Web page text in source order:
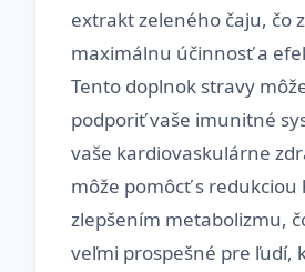
extrakt zeleného čaju, čo
maximálnu účinnosť a
Tento doplnok stravy
podporiť vaše imunitné
vaše kardiovaskulárne
môže pomôcť s
zlepšením metabolizmu,
veľmi prospešné pre ľudí,